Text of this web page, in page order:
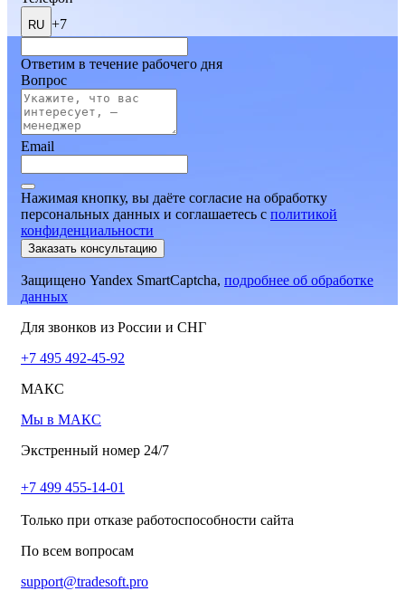
RU +7
Ответим в течение рабочего дня
Вопрос
Email
Нажимая кнопку, вы даёте согласие на обработку
персональных данных и соглашаетесь c политикой
конфиденциальности
Заказать консультацию
Защищено Yandex SmartCaptcha, подробнее об обработке
данных
Для звонков из России и СНГ
+7 495 492-45-92
МАКС
Мы в МАКС
Экстренный номер 24/7
+7 499 455-14-01
Только при отказе работоспособности сайта
По всем вопросам
support@tradesoft.pro